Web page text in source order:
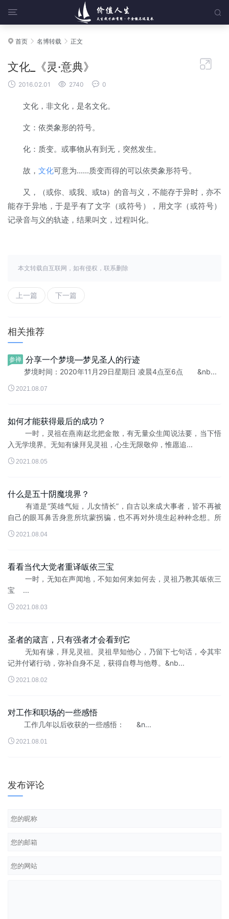
 
 首页  名博转载  正文

文化_《灵·意典》
 2016.02.01  2740  0
文化，非文化，是名文化。
文：依类象形的符号。
化：质变。或事物从有到无，突然发生。
故， 文化可意为......质变而得的可以依类象形符号。
又，（或你、或我、或ta）的音与义，不能存于异时，亦不
能存于异地，于是乎有了文字（或符号），用文字（或符号）
记录音与义的轨迹，结果叫文，过程叫化。
本文转载自互联网，如有侵权，联系删除
上一篇 下一篇
相关推荐
参禅 分享一个梦境—梦见圣人的行迹
梦境时间：2020年11月29日星期日 凌晨4点至6点 &nb...
 2021.08.07
如何才能获得最后的成功？
一时，灵祖在燕南赵北把金散，有无量众生闻说法要，当下悟
入无学境界。无知有缘拜见灵祖，心生无限敬仰，惟愿追...
 2021.08.05
什么是五十阴魔境界？
有道是“英雄气短，儿女情长”，自古以来成大事者，皆不再被
自己的眼耳鼻舌身意所坑蒙拐骗，也不再对外境生起种种念想。所
生起的，只...
 2021.08.04
看看当代大觉者重译皈依三宝
一时，无知在声闻地，不知如何来如何去，灵祖乃教其皈依三
宝 ...
 2021.08.03
圣者的箴言，只有强者才会看到它
无知有缘，拜见灵祖。灵祖早知他心，乃留下七句话，令其牢
记并付诸行动，弥补自身不足，获得自尊与他尊。&nb...
 2021.08.02
对工作和职场的一些感悟
工作几年以后收获的一些感悟： &n...
 2021.08.01
发布评论